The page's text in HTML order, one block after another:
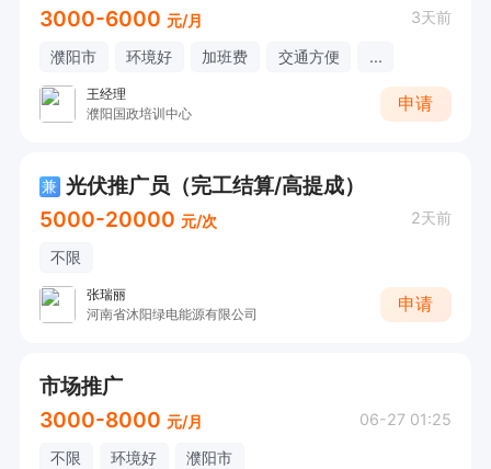
3000-6000 元/月 3天前
濮阳市 环境好 加班费 交通方便 ...
王经理
濮阳国政培训中心
申请
兼 光伏推广员（完工结算/高提成）
5000-20000 元/次 2天前
不限
张瑞丽
河南省沐阳绿电能源有限公司
申请
市场推广
3000-8000 元/月 06-27 01:25
不限 环境好 濮阳市